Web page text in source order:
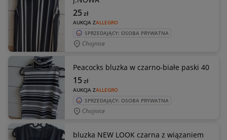
AUKCJA ZALLEGRO
25zł
SPRZEDAJĄCY: OSOBA PRYWATNA
Chojnice
Peacocks bluzka w czarno-białe paski 40
AUKCJA ZALLEGRO
15zł
SPRZEDAJĄCY: OSOBA PRYWATNA
Chojnice
bluzka NEW LOOK czarna z wiązaniem